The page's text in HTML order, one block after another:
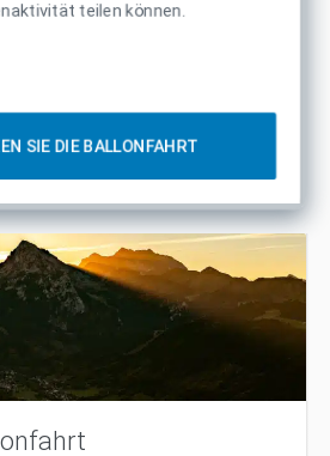
teilen können.
SIE DIE BALLONFAHRT